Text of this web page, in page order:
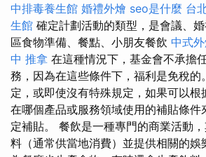
中排毒養生館 婚禮外燴 seo是什麼 台
生館 確定計劃活動的類型，是會議、
區食物準備、餐點、小朋友餐飲 中式
中 推拿 在這種情況下，基金會不承擔
務，因為在這些條件下，福利是免稅的
定，或即使沒有特殊規定，如果可以根
在哪個產品或服務領域使用的補貼條件
定補貼。 餐飲是一種專門的商業活動
料（通常供當地消費）並提供相關的娛